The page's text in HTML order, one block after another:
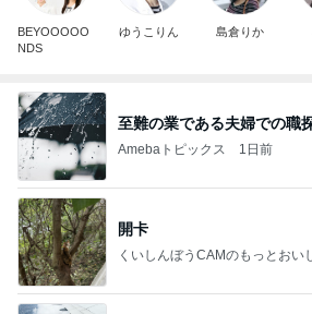
BEYOOOOO
NDS
ゆうこりん 島倉りか
至難の業である夫婦での職
Amebaトピックス 1日前
開卡
くいしんぼうCAMのもっとおい